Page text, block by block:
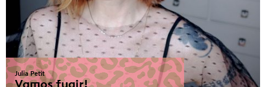
Julia Petit
Vamos fugir!